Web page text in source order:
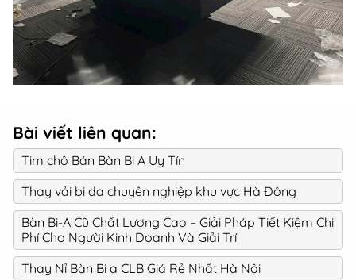
Bài viết liên quan:
Tim chô Bán Bàn Bi A Uy Tín
Thay vải bi da chuyên nghiệp khu vực Hà Đông
Bàn Bi-A Cũ Chất Lượng Cao – Giải Pháp Tiết Kiệm Chi
Phí Cho Người Kinh Doanh Và Giải Trí
Thay Nỉ Bàn Bi a CLB Giá Rẻ Nhất Hà Nội